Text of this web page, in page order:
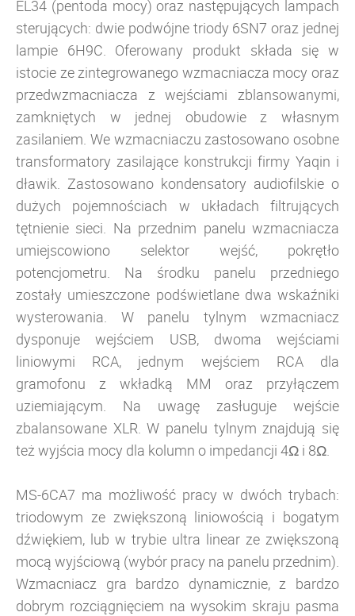
EL34 (pentoda mocy) oraz następujących lampach
sterujących: dwie podwójne triody 6SN7 oraz jednej
lampie 6H9C. Oferowany produkt składa się w
istocie ze zintegrowanego wzmacniacza mocy oraz
przedwzmacniacza z wejściami zblansowanymi,
zamkniętych w jednej obudowie z własnym
zasilaniem. We wzmacniaczu zastosowano osobne
transformatory zasilające konstrukcji firmy Yaqin i
dławik. Zastosowano kondensatory audiofilskie o
dużych pojemnościach w układach filtrujących
tętnienie sieci. Na przednim panelu wzmacniacza
umiejscowiono selektor wejść, pokrętło
potencjometru. Na środku panelu przedniego
zostały umieszczone podświetlane dwa wskaźniki
wysterowania. W panelu tylnym wzmacniacz
dysponuje wejściem USB, dwoma wejściami
liniowymi RCA, jednym wejściem RCA dla
gramofonu z wkładką MM oraz przyłączem
uziemiającym. Na uwagę zasługuje wejście
zbalansowane XLR. W panelu tylnym znajdują się
też wyjścia mocy dla kolumn o impedancji 4Ω i 8Ω.
MS-6CA7 ma możliwość pracy w dwóch trybach:
triodowym ze zwiększoną liniowością i bogatym
dźwiękiem, lub w trybie ultra linear ze zwiększoną
mocą wyjściową (wybór pracy na panelu przednim).
Wzmacniacz gra bardzo dynamicznie, z bardzo
dobrym rozciągnięciem na wysokim skraju pasma